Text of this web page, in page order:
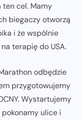
ten cel. Mamy
biegaczy otworzą
i że wspólnie
terapię do USA.
odbędzie
przygotowujemy
Wystartujemy
ulice i